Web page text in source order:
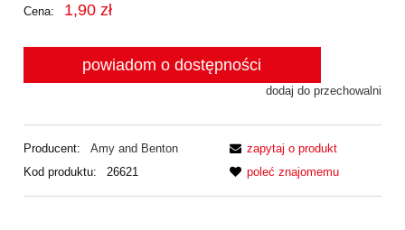
Cena: 1,90 zł
powiadom o dostępności
dodaj do przechowalni
Producent:
Amy and Benton
Kod produktu:
26621
zapytaj o produkt
poleć znajomemu